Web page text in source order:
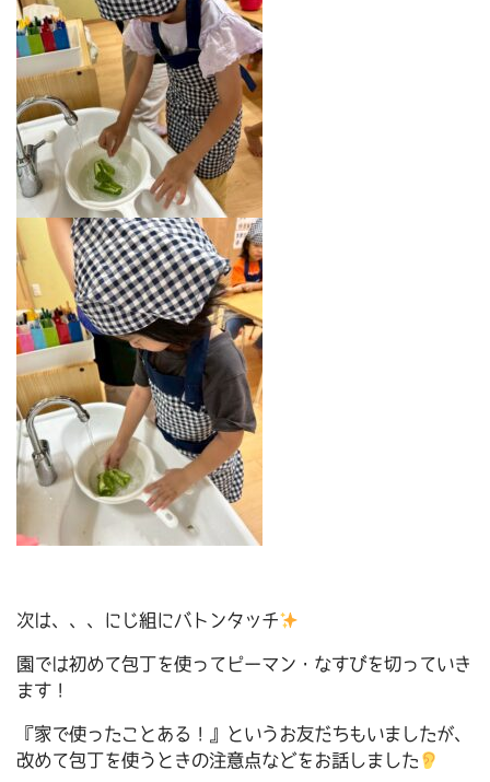
次は、、、にじ組にバトンタッチ
園では初めて包丁を使ってピーマン・なすびを切っていき
ます！
『家で使ったことある！』というお友だちもいましたが、
改めて包丁を使うときの注意点などをお話しました